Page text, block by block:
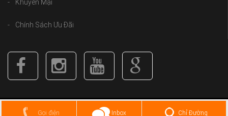
Khuyến Mại
Chính Sách Ưu Đãi
Copyright (C) 2018 guongbolen.com . All Rights Reserved.
Gọi điện Inbox Chỉ Đường